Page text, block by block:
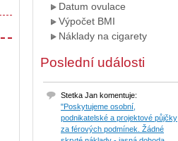
Datum ovulace
Výpočet BMI
Náklady na cigarety
Poslední události
Stetka Jan komentuje:
"Poskytujeme osobní,
podnikatelské a projektové půjčky
za férových podmínek. Žádné